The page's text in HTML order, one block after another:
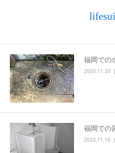
福岡での
2020.11.20
福岡での
2020.11.16
ご相談無料お問い合わせくだ